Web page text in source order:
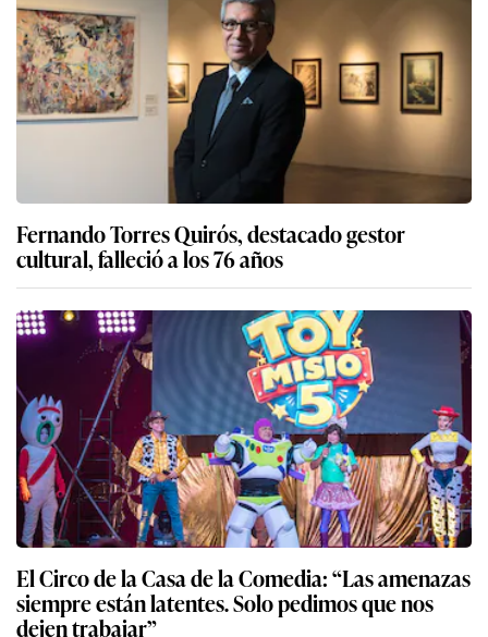
Fernando Torres Quirós, destacado gestor
cultural, falleció a los 76 años
El Circo de la Casa de la Comedia: “Las amenazas
siempre están latentes. Solo pedimos que nos
dejen trabajar”